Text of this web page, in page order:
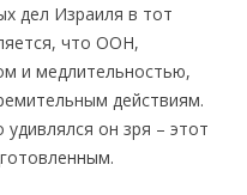
дел Израиля в тот
что ООН,
и медлительностью,
действиям.
он зря – этот